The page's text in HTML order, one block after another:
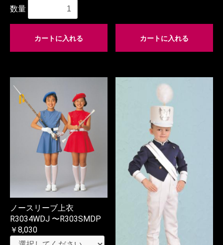
数量
カートに入れる カートに入れる
ノースリーブ上衣
R3034WDJ 〜R303SMDP
￥8,030